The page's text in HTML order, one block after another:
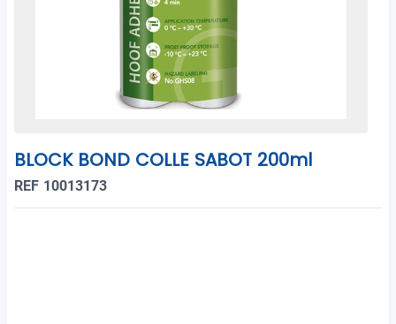
BLOCK BOND COLLE SABOT 200ml
REF 10013173